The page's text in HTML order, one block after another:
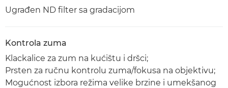
Ugrađen ND filter sa gradacijom
Kontrola zuma
Klackalice za zum na kućištu i dršci;
Prsten za ručnu kontrolu zuma/fokusa na objektivu;
Mogućnost izbora režima velike brzine i umekšanog